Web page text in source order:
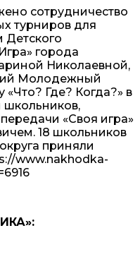
сотрудничество
турниров для
Детского
города
Николаевной,
Молодежный
Где? Когда?» в
школьников,
«Своя игра»
18 школьников
приняли
www.nakhodka-